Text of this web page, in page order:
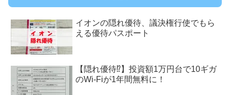
イオンの隠れ優待、議決権行使でもら
える優待パスポート
【隠れ優待⁉︎】投資額1万円台で10ギガ
のWi-Fiが1年間無料に！